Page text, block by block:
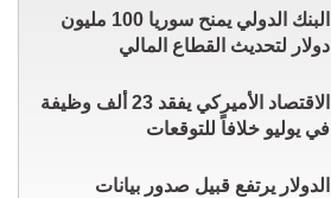
البنك الدولي يمنح سوريا 100 مليون
دولار لتحديث القطاع المالي
الاقتصاد الأميركي يفقد 23 ألف وظيفة
في يوليو خلافاً للتوقعات
الدولار يرتفع قبيل صدور بيانات